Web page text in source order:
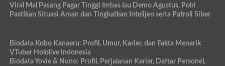
Viral Mal Pasang Pagar Tinggi Imbas Isu Demo Agustus, Polri
Pastikan Situasi Aman dan Tingkatkan Intelijen serta Patroli Siber
Biodata Kobo Kanaeru: Profil, Umur, Karier, dan Fakta Menarik
VTuber Hololive Indonesia
Biodata Yovie & Nuno: Profil, Perjalanan Karier, Daftar Personel,